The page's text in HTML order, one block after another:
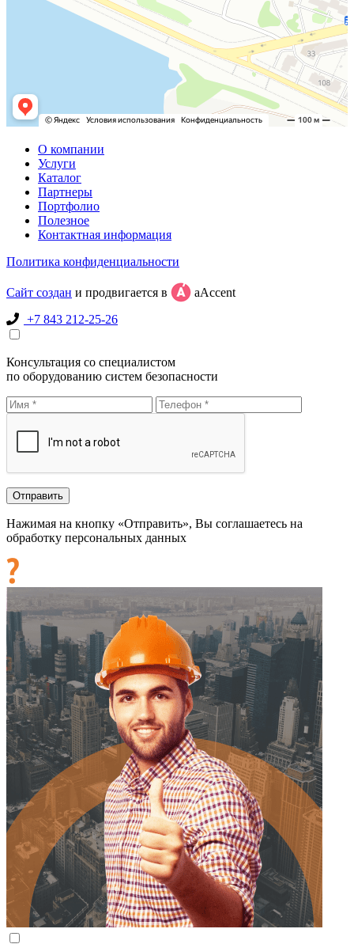
О компании
Услуги
Каталог
Партнеры
Портфолио
Полезное
Контактная информация
Политика конфиденциальности
Сайт создан и продвигается в
aAccent
+7 843 212-25-26
Консультация со специалистом
по оборудованию систем безопасности
Нажимая на кнопку «Отправить», Вы соглашаетесь на
обработку персональных данных